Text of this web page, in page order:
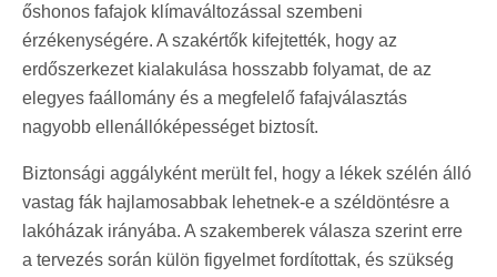
őshonos fafajok klímaváltozással szembeni
érzékenységére. A szakértők kifejtették, hogy az
erdőszerkezet kialakulása hosszabb folyamat, de az
elegyes faállomány és a megfelelő fafajválasztás
nagyobb ellenállóképességet biztosít.
Biztonsági aggályként merült fel, hogy a lékek szélén álló
vastag fák hajlamosabbak lehetnek-e a széldöntésre a
lakóházak irányába. A szakemberek válasza szerint erre
a tervezés során külön figyelmet fordítottak, és szükség